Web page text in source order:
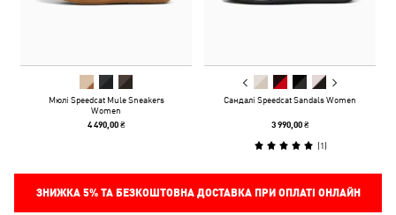
Мюлі Speedcat Mule Sneakers
Women
4 490,00 ₴
Сандалі Speedcat Sandals Women
3 990,00 ₴
(1)
ЗНИЖКА 5%ТА БЕЗКОШТОВНА ДОСТАВКА ПРИ ОПЛАТІ ОНЛАЙН